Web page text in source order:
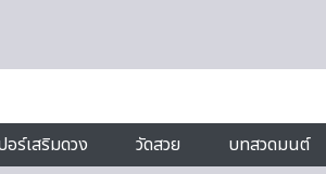
อร์เสริมดวง วัดสวย บทสวดมนต์